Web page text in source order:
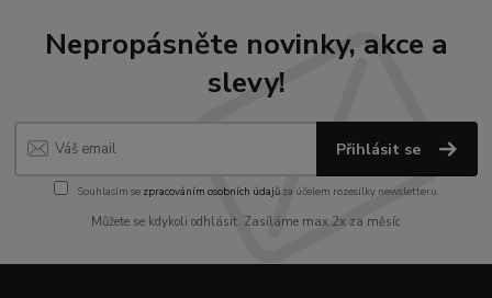
Nepropásněte novinky, akce a
slevy!
Přihlásit se
Souhlasím se zpracováním osobních údajůza účelem rozesílky newsletteru.
Můžete se kdykoli odhlásit. Zasíláme max.2x za měsíc